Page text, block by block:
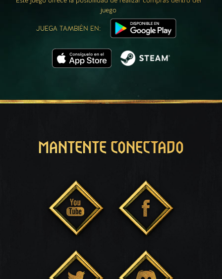
juego
JUEGA TAMBIÉN EN:
MANTENTE CONECTADO